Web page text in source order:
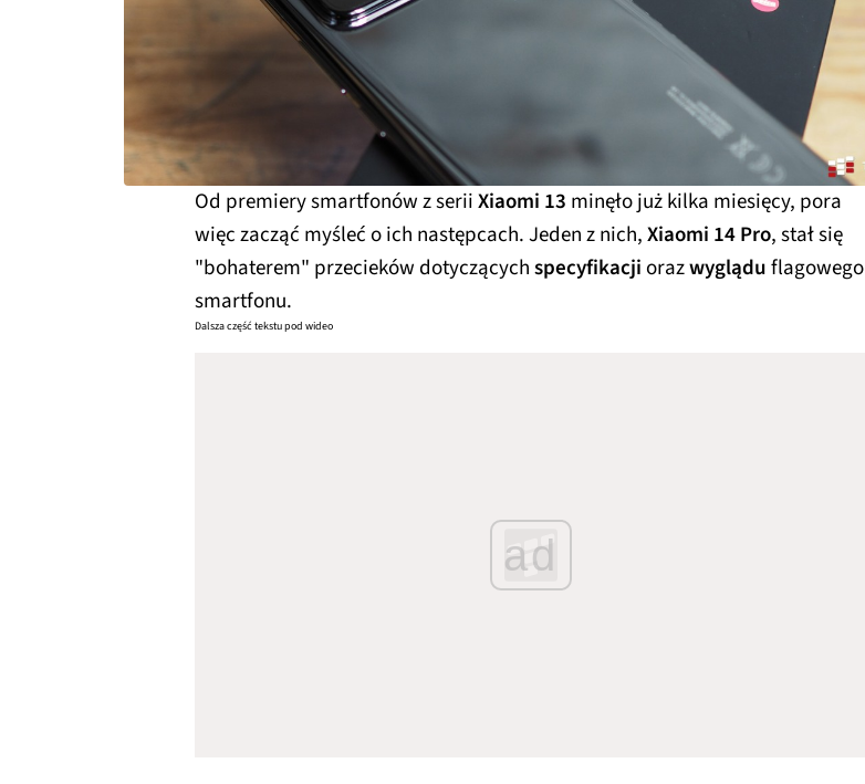
Od premiery smartfonów z seriiXiaomi 13 minęło już kilka miesięcy, pora
więc zacząć myśleć o ich następcach. Jeden z nich,Xiaomi 14 Pro, stał się
"bohaterem" przecieków dotyczącychspecyfikacjiorazwygląduflagowego
smartfonu.
Dalsza część tekstu pod wideo
ad